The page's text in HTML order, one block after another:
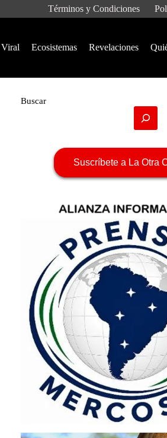
Términos y Condiciones
Viral Ecosistemas Revelaciones
Buscar
Suscríbete a La Otra